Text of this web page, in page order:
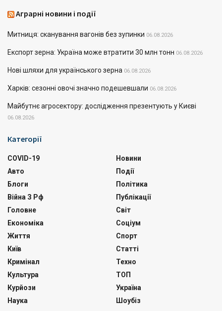
Аграрні новини і події
Митниця: сканування вагонів без зупинки 06.08.2026
Експорт зерна: Україна може втратити 30 млн тонн 06.08.2026
Нові шляхи для українського зерна 06.08.2026
Харків: сезонні овочі значно подешевшали 06.08.2026
Майбутнє агросектору: дослідження презентують у Києві
06.08.2026
Категорії
COVID-19
Авто
Блоги
Війна З Рф
Головне
Економіка
Життя
Київ
Кримінал
Культура
Курйози
Наука
Новини
Події
Політика
Публікації
Світ
Соціум
Спорт
Статті
Техно
ТОП
Україна
Шоубіз